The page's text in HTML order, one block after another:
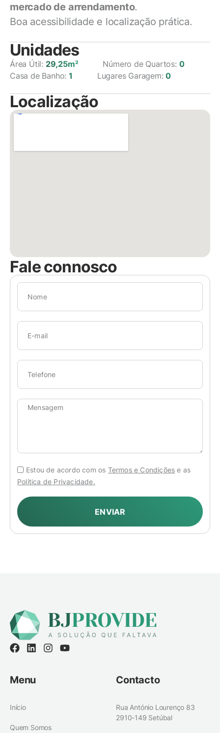
mercado de arrendamento.
Boa acessibilidade e localização prática.
Unidades
Área Útil: 29,25m² Número de Quartos: 0
Casa de Banho: 1 Lugares Garagem:0
Localização
Fale connosco
Estou de acordo com os Termos e Condições e as
Política de Privacidade.
ENVIAR
Menu
Início
Quem Somos
Contacto
Rua António Lourenço 83
2910-149 Setúbal